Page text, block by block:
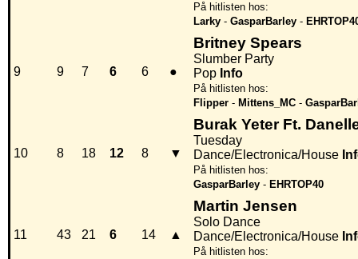
På hitlisten hos:
Larky - GasparBarley -
9 9 7 6 6 ●
Britney Spears
Slumber Party
Pop Info
På hitlisten hos:
Flipper - Mittens_MC -
10 8 18 12 8 ▼
Burak Yeter Ft.
Tuesday
Dance/Electronica/House
På hitlisten hos:
GasparBarley - EHRTOP40
11 43 21 6 14 ▲
Martin Jensen
Solo Dance
Dance/Electronica/House
På hitlisten hos: